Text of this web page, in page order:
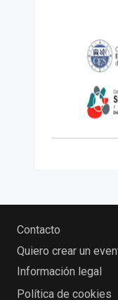
Contacto
Quiero crear un
Información legal
Política de cookies